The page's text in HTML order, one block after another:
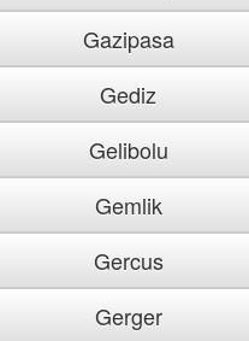
Gazipasa
Gediz
Gelibolu
Gemlik
Gercus
Gerger